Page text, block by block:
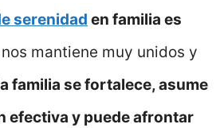
serenidad en familia es
nos mantiene muy unidos y
familia se fortalece, asume
efectiva y puede afrontar